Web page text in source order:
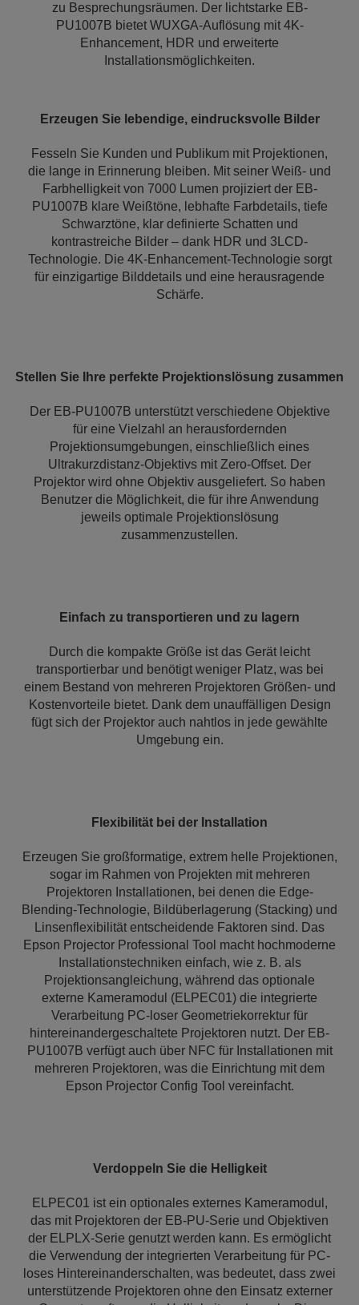
zu Besprechungsräumen. Der lichtstarke EB-
PU1007B bietet WUXGA-Auflösung mit 4K-
Enhancement, HDR und erweiterte
Installationsmöglichkeiten.
Erzeugen Sie lebendige, eindrucksvolle Bilder
Fesseln Sie Kunden und Publikum mit Projektionen,
die lange in Erinnerung bleiben. Mit seiner Weiß- und
Farbhelligkeit von 7000 Lumen projiziert der EB-
PU1007B klare Weißtöne, lebhafte Farbdetails, tiefe
Schwarztöne, klar definierte Schatten und
kontrastreiche Bilder – dank HDR und 3LCD-
Technologie. Die 4K-Enhancement-Technologie sorgt
für einzigartige Bilddetails und eine herausragende
Schärfe.
Stellen Sie Ihre perfekte Projektionslösung zusammen
Der EB-PU1007B unterstützt verschiedene Objektive
für eine Vielzahl an herausfordernden
Projektionsumgebungen, einschließlich eines
Ultrakurzdistanz-Objektivs mit Zero-Offset. Der
Projektor wird ohne Objektiv ausgeliefert. So haben
Benutzer die Möglichkeit, die für ihre Anwendung
jeweils optimale Projektionslösung
zusammenzustellen.
Einfach zu transportieren und zu lagern
Durch die kompakte Größe ist das Gerät leicht
transportierbar und benötigt weniger Platz, was bei
einem Bestand von mehreren Projektoren Größen- und
Kostenvorteile bietet. Dank dem unauffälligen Design
fügt sich der Projektor auch nahtlos in jede gewählte
Umgebung ein.
Flexibilität bei der Installation
Erzeugen Sie großformatige, extrem helle Projektionen,
sogar im Rahmen von Projekten mit mehreren
Projektoren Installationen, bei denen die Edge-
Blending-Technologie, Bildüberlagerung (Stacking) und
Linsenflexibilität entscheidende Faktoren sind. Das
Epson Projector Professional Tool macht hochmoderne
Installationstechniken einfach, wie z. B. als
Projektionsangleichung, während das optionale
externe Kameramodul (ELPEC01) die integrierte
Verarbeitung PC-loser Geometriekorrektur für
hintereinandergeschaltete Projektoren nutzt. Der EB-
PU1007B verfügt auch über NFC für Installationen mit
mehreren Projektoren, was die Einrichtung mit dem
Epson Projector Config Tool vereinfacht.
Verdoppeln Sie die Helligkeit
ELPEC01 ist ein optionales externes Kameramodul,
das mit Projektoren der EB-PU-Serie und Objektiven
der ELPLX-Serie genutzt werden kann. Es ermöglicht
die Verwendung der integrierten Verarbeitung für PC-
loses Hintereinanderschalten, was bedeutet, dass zwei
unterstützende Projektoren ohne den Einsatz externer